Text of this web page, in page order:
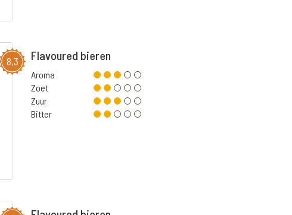
8,3 Flavoured bieren
Aroma
Zoet
Zuur
Bitter